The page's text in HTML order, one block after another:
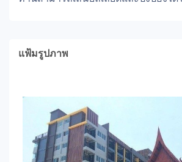
แฟ้มรูปภาพ